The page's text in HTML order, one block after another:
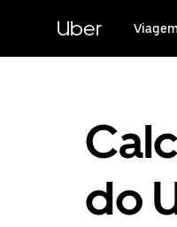
conteúdo
Uber Viagem
do